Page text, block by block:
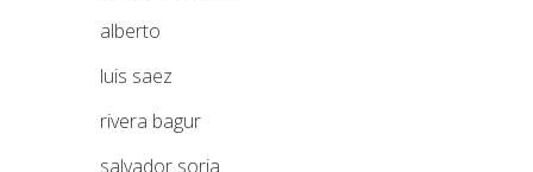
alberto
luis saez
rivera bagur
salvador soria